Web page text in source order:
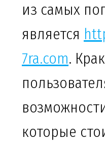
из самых
является
7ra.com.
которые